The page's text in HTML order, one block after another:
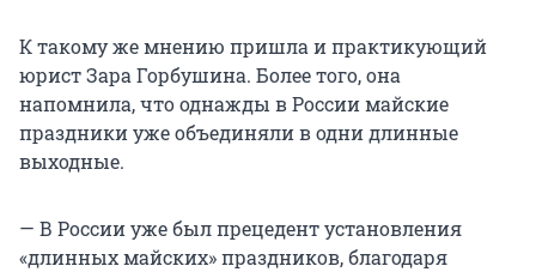
К такому же мнению пришла и практикующий
юрист Зара Горбушина. Более того, она
напомнила, что однажды в России майские
праздники уже объединяли в одни длинные
выходные.
— В России уже был прецедент установления
«длинных майских» праздников, благодаря